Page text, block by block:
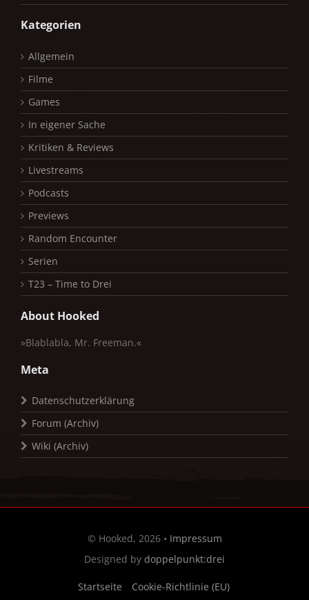
Kategorien
Allgemein
Filme
Games
In eigener Sache
Kritiken & Reviews
Livestreams
Podcasts
Previews
Random Encounter
Serien
T23 – Time to Drei
About Hooked
»Blablabla, Mr. Freeman.«
Meta
Datenschutzerklärung
Forum (Archiv)
Wiki (Archiv)
© Hooked, 2026 • Impressum
Designed by doppelpunkt:drei
Startseite Cookie-Richtlinie (EU)